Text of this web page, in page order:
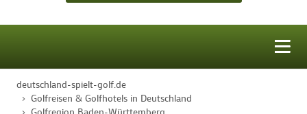
STARTSEITE
deutschland-spielt-golf.de
Golfreisen & Golfhotels in Deutschland